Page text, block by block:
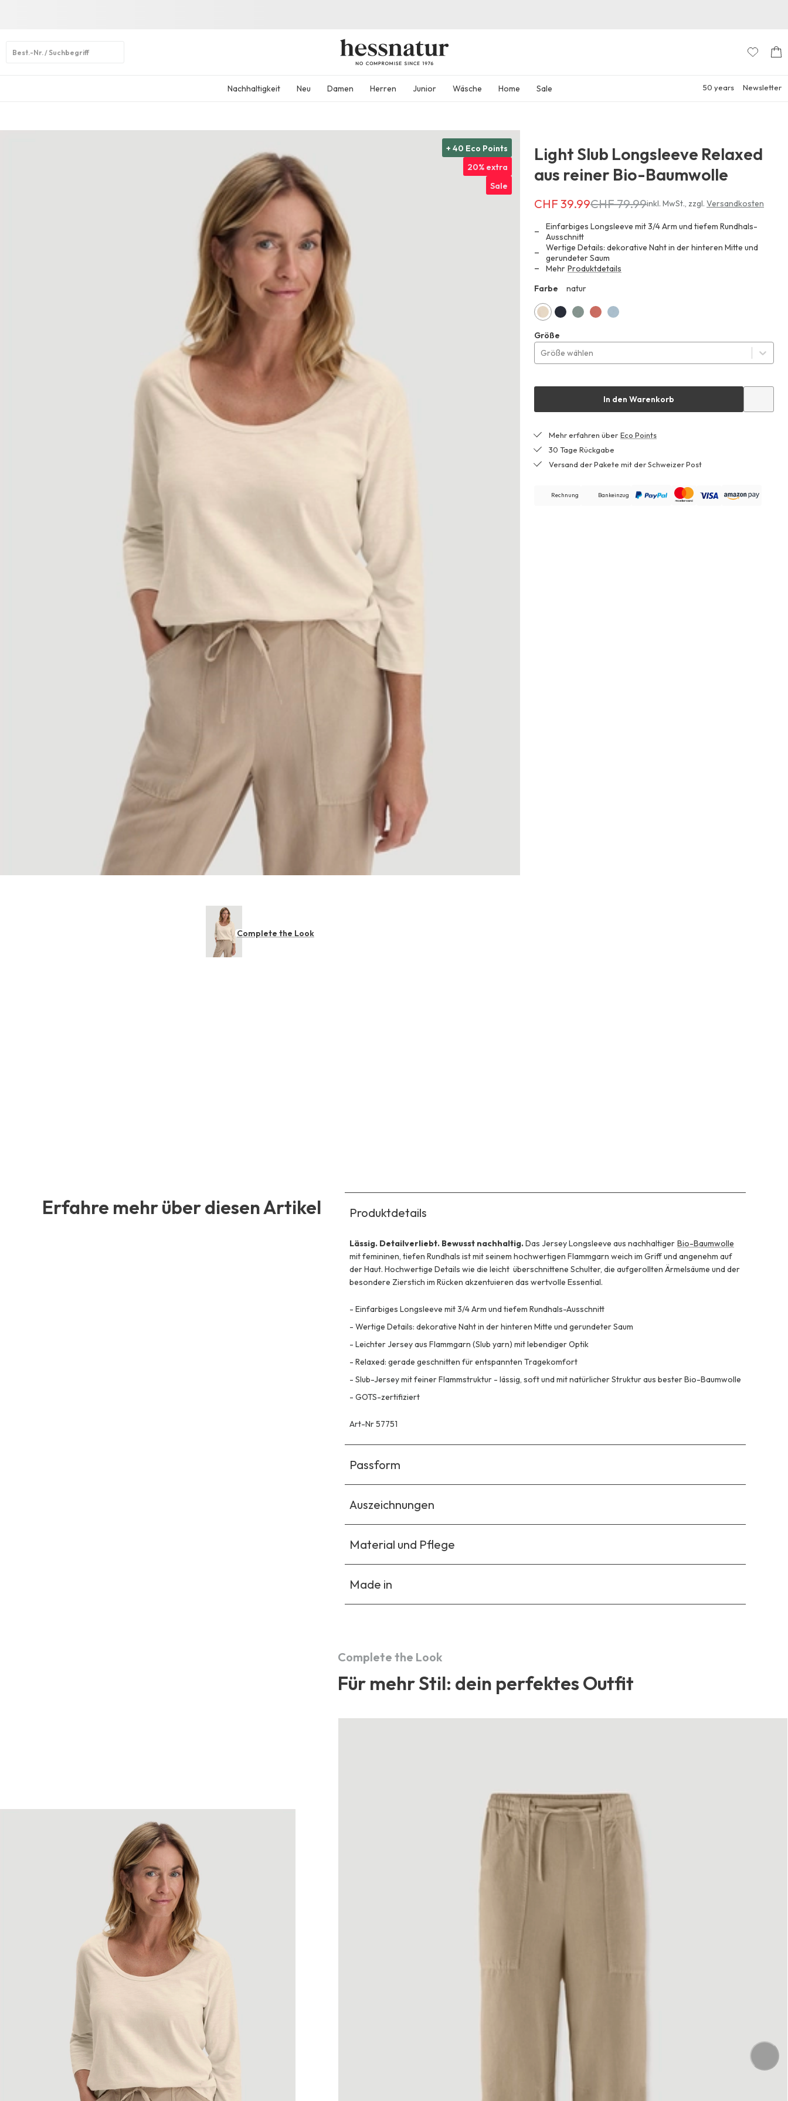
Nachhaltigkeit Neu Damen Herren Junior Wäsche Home Sale 50 years Newsletter
+ 40 Eco Points
20% extra
Sale
Light Slub Longsleeve Relaxed
aus reiner Bio-Baumwolle
Erhältlich
CHF 39.99
anstatt
CHF 79.99
CHF 39.99CHF 79.99inkl. MwSt.,zzgl. Versandkosten
Einfarbiges Longsleeve mit 3/4 Arm und tiefem Rundhals-
Ausschnitt
Wertige Details: dekorative Naht in der hinteren Mitte und
gerundeter Saum
Mehr Produktdetails
Farbe
natur
Größe
Größe wählen
In den Warenkorb
Mehr erfahren über Eco Points
30 Tage Rückgabe
Versand der Pakete mit der Schweizer Post
Rechnung Bankeinzug
Complete the Look
Erfahre mehr über diesen Artikel Produktdetails
Lässig. Detailverliebt. Bewusst nachhaltig.Das Jersey Longsleeve aus nachhaltiger Bio-Baumwolle
mit femininen, tiefen Rundhals ist mit seinem hochwertigen Flammgarn weich im Griff und angenehm auf
der Haut. Hochwertige Details wie die leicht überschnittene Schulter, die aufgerollten Ärmelsäume und der
besondere Zierstich im Rücken akzentuieren das wertvolle Essential.
- Einfarbiges Longsleeve mit 3/4 Arm und tiefem Rundhals-Ausschnitt
- Wertige Details: dekorative Naht in der hinteren Mitte und gerundeter Saum
- Leichter Jersey aus Flammgarn (Slub yarn) mit lebendiger Optik
- Relaxed: gerade geschnitten für entspannten Tragekomfort
- Slub-Jersey mit feiner Flammstruktur - lässig, soft und mit natürlicher Struktur aus bester Bio-Baumwolle
- GOTS-zertifiziert
Art-Nr 57751
Passform
Auszeichnungen
Material und Pflege
Made in
Complete the Look
Für mehr Stil: dein perfektes Outfit